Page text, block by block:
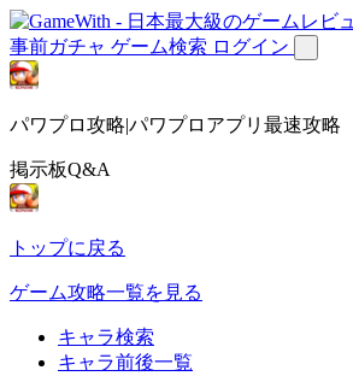
事前ガチャ ゲーム検索 ログイン
パワプロ攻略|パワプロアプリ最速攻略
掲示板Q&A
トップに戻る
ゲーム攻略一覧を見る
キャラ検索
キャラ前後一覧